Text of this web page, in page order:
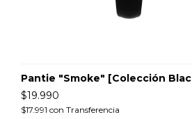
Pantie "Smoke" [Colección
$19.990
$17.991 con Transferencia